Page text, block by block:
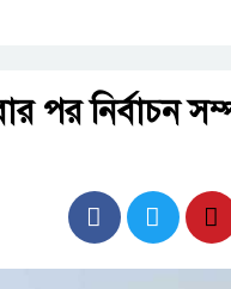
পর নির্বাচন